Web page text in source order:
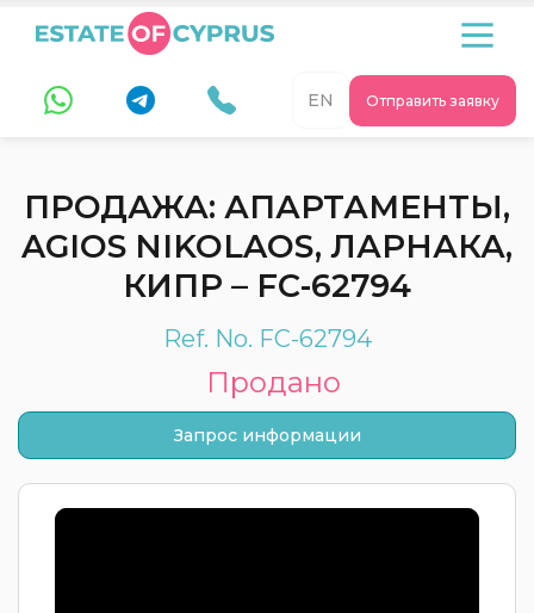
Отправить заявку
EN
ПРОДАЖА: АПАРТАМЕНТЫ,
AGIOS NIKOLAOS, ЛАРНАКА,
КИПР – FC-62794
Ref. No. FC-62794
Продано
Запрос информации